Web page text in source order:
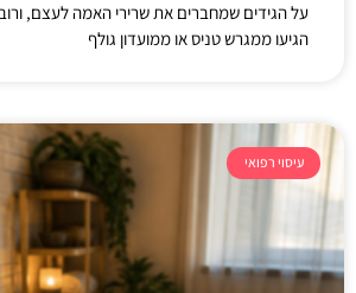
על הגידים שמחברים את שרירי האמה לעצם,
הגיעו ממגרש טניס או ממועדון גולף
עיסוי רפואי